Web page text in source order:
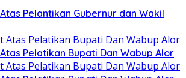
Pelantikan Gubernur dan Wakil
Pelatikan Bupati Dan Wabup Alor